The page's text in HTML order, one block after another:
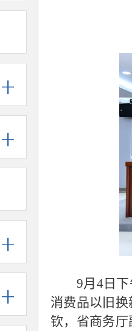
9月4日
消费品以旧
钦，省商务